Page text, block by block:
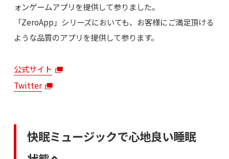
ォンゲームアプリを提供して参りました。
「ZeroApp」シリーズにおいても、お客様にご満足頂ける
ような品質のアプリを提供して参ります。
公式サイト
Twitter
快眠ミュージックで心地良い睡眠